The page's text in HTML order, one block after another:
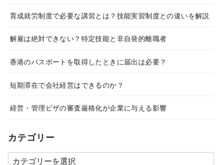
育成就労制度で必要な講習とは？技能実習制度との違いを解説
解雇は絶対できない？特定技能と非自発的離職者
香港のパスポートを取得したときに届出は必要？
短期滞在で会社経営はできるのか？
経営・管理ビザの審査厳格化が企業に与える影響
カテゴリー
カ